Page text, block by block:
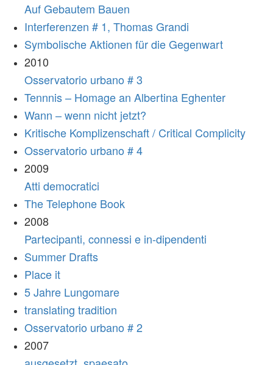
Auf Gebautem Bauen
Interferenzen # 1, Thomas Grandi
Symbolische Aktionen für die Gegenwart
2010
Osservatorio urbano # 3
Tennnis – Homage an Albertina Eghenter
Wann – wenn nicht jetzt?
Kritische Komplizenschaft / Critical Complicity
Osservatorio urbano # 4
2009
Atti democratici
The Telephone Book
2008
Partecipanti, connessi e in-dipendenti
Summer Drafts
Place it
5 Jahre Lungomare
translating tradition
Osservatorio urbano # 2
2007